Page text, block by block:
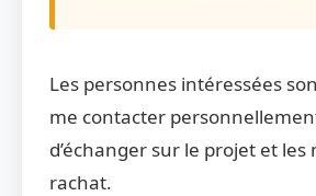
Les personnes intéressées
me contacter
d’échanger sur le projet et les
rachat.